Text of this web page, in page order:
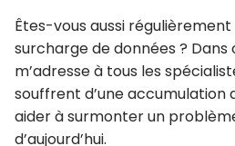
Êtes-vous aussi
surcharge de données ?
m’adresse à tous les
souffrent d’une accumulation
aider à surmonter un
d’aujourd’hui.